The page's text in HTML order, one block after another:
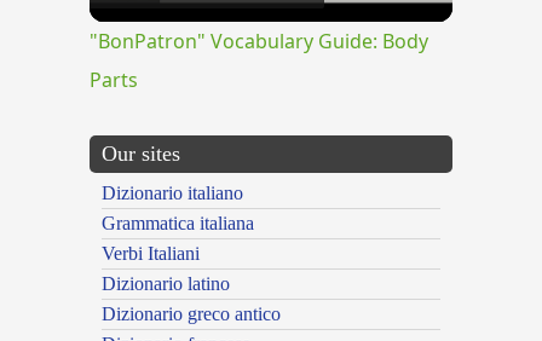
Video
"BonPatron" Vocabulary Guide: Body
Parts
Our sites
Dizionario italiano
Grammatica italiana
Verbi Italiani
Dizionario latino
Dizionario greco antico